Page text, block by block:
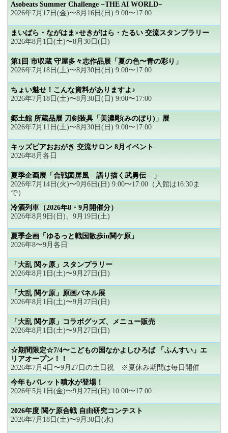
Asobeats Summer Challenge −THE AI WORLD−
2026年7月17日(金)〜8月16日(日) 9:00〜17:00
まいばら・ながはま×せきがはら・たるい 交流スタンプラリー
2026年8月1日(土)〜8月30日(日)
第1回 市収蔵 守屋多々志作品展「夏の色〜青の彩り」
2026年7月18日(土)〜8月30日(日) 9:00〜17:00
ちょい魅せ！こんな資料がありますよ♪
2026年7月18日(土)〜8月30日(日) 9:00〜17:00
郷土館 所蔵品展 刀剣装具「美濃彫(みのぼり)」展
2026年7月11日(土)〜8月30日(日) 9:00〜17:00
キッズピアおおがき 交流サロン 8月イベント
2026年8月各日
夏季企画展「合戦図屏風―語り描く武勇伝―」
2026年7月14日(火)〜9月6日(日) 9:00〜17:00（入館は16:30ま
で）
冷酒列車（2026年8・9月開催分）
2026年8月9日(日)、9月19日(土)
夏季企画「ゆるっと戦国散歩in関ケ原」
2026年8〜9月各日
「大乱 関ヶ原」スタンプラリー
2026年8月1日(土)〜9月27日(日)
「大乱 関ケ原」原画パネル展
2026年8月1日(土)〜9月27日(日)
「大乱 関ケ原」コラボグッズ、メニュー販売
2026年8月1日(土)〜9月27日(日)
☆期間限定☆7/4〜こどもの国なかよしひろば 「ふんすい」エ
リアオープン！！
2026年7月4日〜9月27日の土日祝 ※夏休み期間は毎日開催
今年もパレット噴水が登場！
2026年5月1日(金)〜9月27日(日) 10:00〜17:00
2026年度 関ケ原合戦 自由研究コンテスト
2026年7月18日(土)〜9月30日(水)